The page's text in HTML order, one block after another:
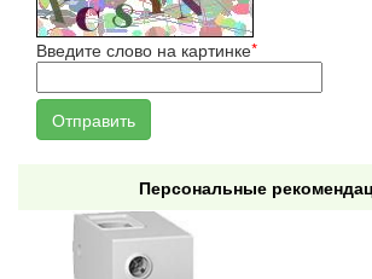
Введите слово на картинке*
Персональные